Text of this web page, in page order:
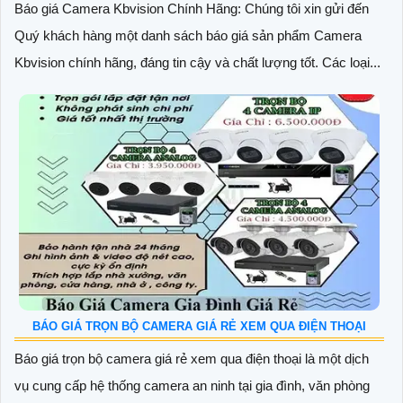
Báo giá Camera Kbvision Chính Hãng: Chúng tôi xin gửi đến
Quý khách hàng một danh sách báo giá sản phẩm Camera
Kbvision chính hãng, đáng tin cậy và chất lượng tốt. Các loại...
BÁO GIÁ TRỌN BỘ CAMERA GIÁ RẺ XEM QUA ĐIỆN THOẠI
Báo giá trọn bộ camera giá rẻ xem qua điện thoại là một dịch
vụ cung cấp hệ thống camera an ninh tại gia đình, văn phòng